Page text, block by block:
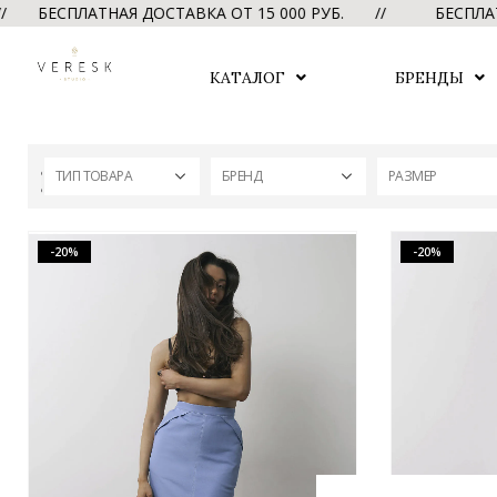
ДОСТАВКА ОТ 15 000 РУБ. // БЕСПЛАТНАЯ
КАТАЛОГ БРЕНДЫ
ТИП ТОВАРА БРЕНД РАЗМЕР
-20% -20%